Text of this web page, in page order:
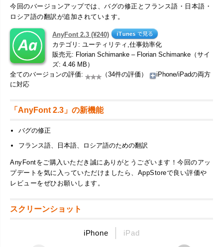
今回のバージョンアップでは、バグの修正とフランス語・日本語・
ロシア語の翻訳が追加されています。
AnyFont 2.3 (¥240)
カテゴリ: ユーティリティ,仕事効率化
販売元: Florian Schimanke – Florian Schimanke（サイ
ズ: 4.46 MB）
全てのバージョンの評価:
（34件の評価）
iPhone/iPadの両方
に対応
「AnyFont 2.3」の新機能
バグの修正
フランス語、日本語、ロシア語のための翻訳
AnyFontをご購入いただき誠にありがとうございます！今回のアッ
プデートを気に入っていただけましたら、AppStoreで良い評価や
レビューをぜひお願いします。
スクリーンショット
iPhone iPad